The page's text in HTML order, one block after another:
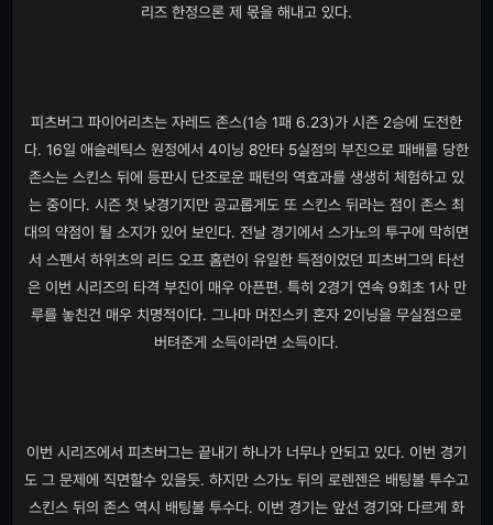
리즈 한정으론 제 몫을 해내고 있다.
피츠버그 파이어리츠는 자레드 존스(1승 1패 6.23)가 시즌 2승에 도전한
다. 16일 애슬레틱스 원정에서 4이닝 8안타 5실점의 부진으로 패배를 당한
존스는 스킨스 뒤에 등판시 단조로운 패턴의 역효과를 생생히 체험하고 있
는 중이다. 시즌 첫 낮경기지만 공교롭게도 또 스킨스 뒤라는 점이 존스 최
대의 약점이 될 소지가 있어 보인다. 전날 경기에서 스가노의 투구에 막히면
서 스펜서 하위츠의 리드 오프 홈런이 유일한 득점이었던 피츠버그의 타선
은 이번 시리즈의 타격 부진이 매우 아픈편. 특히 2경기 연속 9회초 1사 만
루를 놓친건 매우 치명적이다. 그나마 머진스키 혼자 2이닝을 무실점으로
버텨준게 소득이라면 소득이다.
이번 시리즈에서 피츠버그는 끝내기 하나가 너무나 안되고 있다. 이번 경기
도 그 문제에 직면할수 있을듯. 하지만 스가노 뒤의 로렌젠은 배팅볼 투수고
스킨스 뒤의 존스 역시 배팅볼 투수다. 이번 경기는 앞선 경기와 다르게 화